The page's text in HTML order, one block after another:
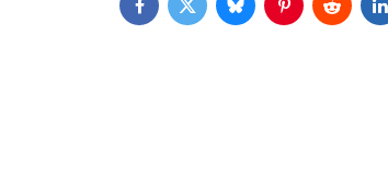
FacebookTwitterBlueskyPinterestReddit